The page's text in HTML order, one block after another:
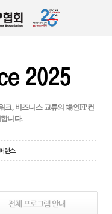
크, 비즈니스 교류의 場인FP컨
니다.
런스
전체 프로그램 안내